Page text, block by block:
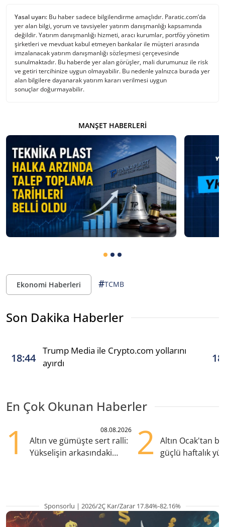
Yasal uyarı: Bu haber sadece bilgilendirme amaçlıdır. Paratic.com’da
yer alan bilgi, yorum ve tavsiyeler yatırım danışmanlığı kapsamında
değildir. Yatırım danışmanlığı hizmeti, aracı kurumlar, portföy yönetim
şirketleri ve mevduat kabul etmeyen bankalar ile müşteri arasında
imzalanacak yatırım danışmanlığı sözleşmesi çerçevesinde
sunulmaktadır. Bu haberde yer alan görüşler, mali durumunuz ile risk
ve getiri tercihinize uygun olmayabilir. Bu nedenle yalnızca burada yer
alan bilgilere dayanarak yatırım kararı verilmesi uygun
sonuçlar doğurmayabilir.
MANŞET HABERLERI
Ekonomi Haberleri #TCMB
Son Dakika Haberler
18:44
Trump Media ile Crypto.com yollarını
ayırdı
En Çok Okunan Haberler
1 08.08.2026
Altın ve gümüşte sert ralli:
Yükselişin arkasındaki
2
Altın Ocak'tan
güçlü haftalık
Sponsorlu | 2026/2Ç Kar/Zarar 17.84%-82.16%